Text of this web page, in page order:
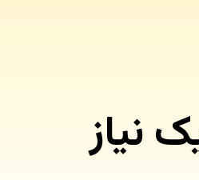
نیاز